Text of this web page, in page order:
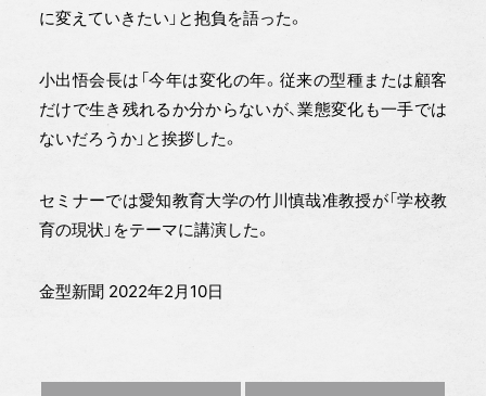
に変えていきたい」と抱負を語った。
小出悟会長は「今年は変化の年。従来の型種または顧客
だけで生き残れるか分からないが、業態変化も一手では
ないだろうか」と挨拶した。
セミナーでは愛知教育大学の竹川慎哉准教授が「学校教
育の現状」をテーマに講演した。
金型新聞 2022年2月10日